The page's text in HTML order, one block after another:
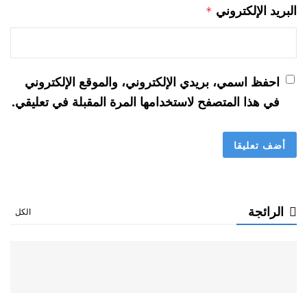
البريد الإلكتروني *
احفظ اسمي، بريدي الإلكتروني، والموقع الإلكتروني
في هذا المتصفح لاستخدامها المرة المقبلة في تعليقي.
الرائجة الكل